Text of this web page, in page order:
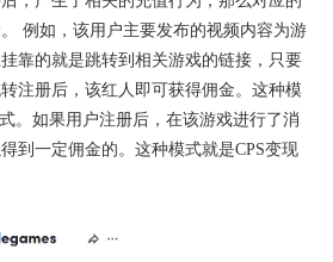
例如，该用户主要发布的视频内容为游
靠的就是跳转到相关游戏的链接，只要
注册后，该红人即可获得佣金。这种模
。如果用户注册后，在该游戏进行了消
到一定佣金的。这种模式就是CPS变现